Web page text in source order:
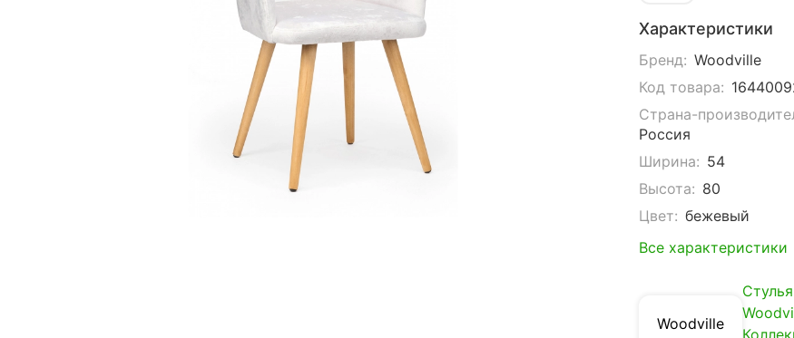
Характеристики
Бренд: Woodville
Код товара:
Страна-
Россия
Ширина: 54
Высота: 80
Цвет: бежевый
Все характеристики
Woodville
Стулья